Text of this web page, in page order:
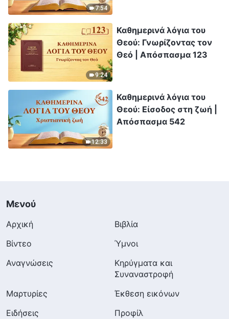
7:54
9:24
Καθημερινά λόγια του
Θεού: Γνωρίζοντας τον
Θεό | Απόσπασμα 123
12:33
Καθημερινά λόγια του
Θεού: Είσοδος στη ζωή |
Απόσπασμα 542
Μενού
Αρχική
Βιβλία
Βίντεο
Ύμνοι
Αναγνώσεις
Κηρύγματα και
Συναναστροφή
Μαρτυρίες
Έκθεση εικόνων
Ειδήσεις
Προφίλ